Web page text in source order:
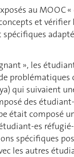
au MOOC «
et
», les
qui suivaient
des
était composé
es
spécifiques
les autres